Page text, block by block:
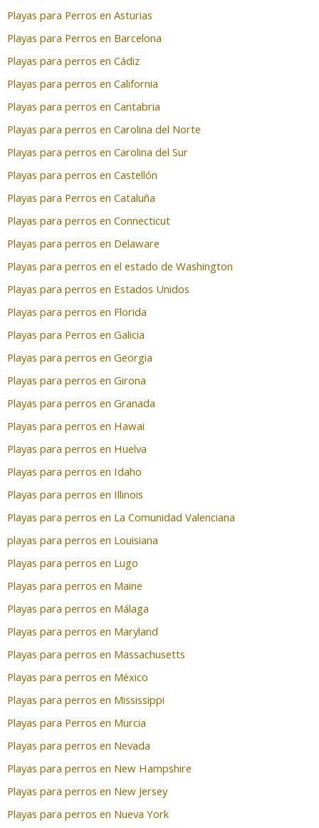
Playas para Perros en Asturias
Playas para Perros en Barcelona
Playas para perros en Cádiz
Playas para perros en California
Playas para perros en Cantabria
Playas para perros en Carolina del Norte
Playas para perros en Carolina del Sur
Playas para perros en Castellón
Playas para Perros en Cataluña
Playas para perros en Connecticut
Playas para perros en Delaware
Playas para perros en el estado de Washington
Playas para perros en Estados Unidos
Playas para perros en Florida
Playas para Perros en Galicia
Playas para perros en Georgia
Playas para perros en Girona
Playas para perros en Granada
Playas para perros en Hawai
Playas para perros en Huelva
Playas para perros en Idaho
Playas para perros en Illinois
Playas para perros en La Comunidad Valenciana
playas para perros en Louisiana
Playas para perros en Lugo
Playas para perros en Maine
Playas para perros en Málaga
Playas para perros en Maryland
Playas para perros en Massachusetts
Playas para perros en México
Playas para perros en Mississippi
Playas para Perros en Murcia
Playas para perros en Nevada
Playas para perros en New Hampshire
Playas para perros en New Jersey
Playas para perros en Nueva York